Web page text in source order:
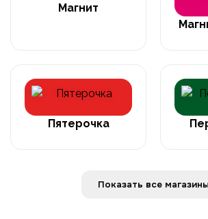
Магнит
Пятерочка
Показать все магазины